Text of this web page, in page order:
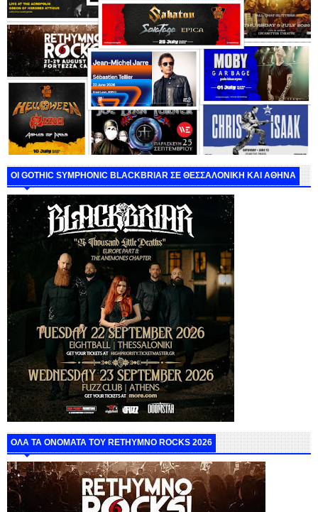
ΟΙ GOTHIC SYMPHONIC BLACKBRIAR ΣΕ ΘΕΣΣΑΛΟΝΙΚΗ ΚΑΙ ΑΘΗΝΑ
ΟΛΑ ΤΑ ΟΝΟΜΑΤΑ ΤΟΥ RETHYMNO ROCKS 2026